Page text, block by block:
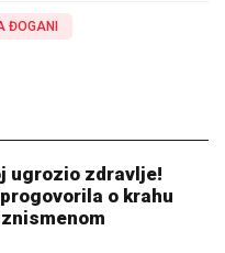
ĐOGANI
ugrozio zdravlje!
o krahu